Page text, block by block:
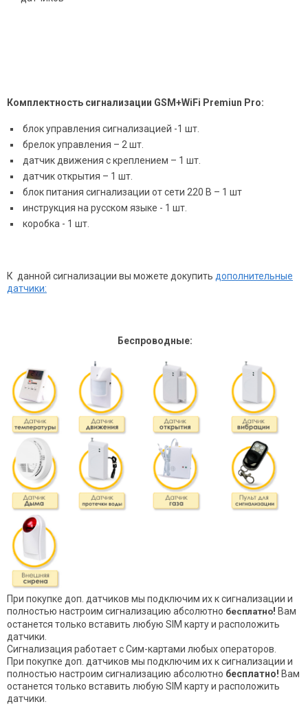
Комплектность сигнализации GSM+WiFi Premiun Pro:
блок управления сигнализацией -1 шт.
брелок управления – 2 шт.
датчик движения с креплением – 1 шт.
датчик открытия – 1 шт.
блок питания сигнализации от сети 220 В – 1 шт
инструкция на русском языке - 1 шт.
коробка - 1 шт.
К данной сигнализации вы можете докупить дополнительные
датчики:
Беспроводные:
При покупке доп. датчиков мы подключим их к сигнализации и
полностью настроим сигнализацию абсолютно бесплатно! Вам
останется только вставить любую SIM карту и расположить
датчики.
Сигнализация работает с Сим-картами любых операторов.
При покупке доп. датчиков мы подключим их к сигнализации и
полностью настроим сигнализацию абсолютно бесплатно! Вам
останется только вставить любую SIM карту и расположить
датчики.